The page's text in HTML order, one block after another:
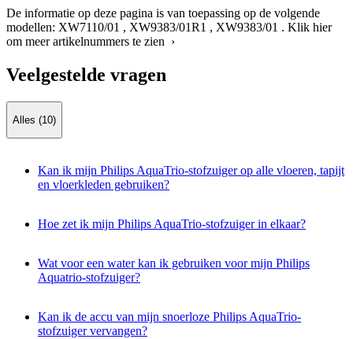
De informatie op deze pagina is van toepassing op de volgende
modellen: XW7110/01 , XW9383/01R1 , XW9383/01 . Klik hier
om meer artikelnummers te zien ›
Veelgestelde vragen
Alles (10)
Kan ik mijn Philips AquaTrio-stofzuiger op alle vloeren, tapijt
en vloerkleden gebruiken?
Hoe zet ik mijn Philips AquaTrio-stofzuiger in elkaar?
Wat voor een water kan ik gebruiken voor mijn Philips
Aquatrio-stofzuiger?
Kan ik de accu van mijn snoerloze Philips AquaTrio-
stofzuiger vervangen?